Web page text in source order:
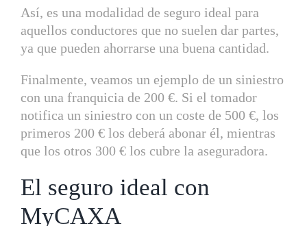
Así, es una modalidad de seguro ideal para
aquellos conductores que no suelen dar partes,
ya que pueden ahorrarse una buena cantidad.
Finalmente, veamos un ejemplo de un siniestro
con una franquicia de 200 €. Si el tomador
notifica un siniestro con un coste de 500 €, los
primeros 200 € los deberá abonar él, mientras
que los otros 300 € los cubre la aseguradora.
El seguro ideal con
MyCAXA